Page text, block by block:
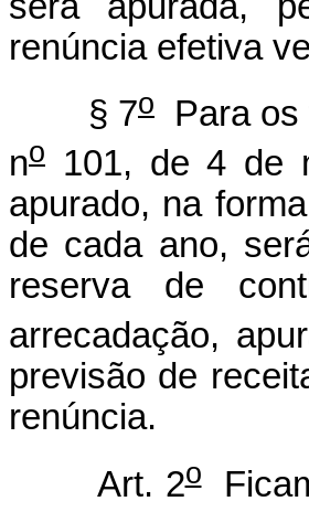
renúncia efetiva
§ 7o
Para os
no
101, de 4 de
apurado, na
de cada ano,
reserva de
arrecadação,
previsão de
renúncia.
Art. 2o